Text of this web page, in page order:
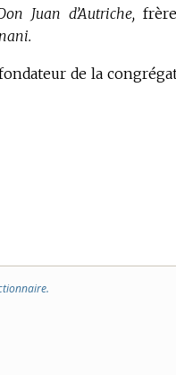
Juan d’Autriche,
de la